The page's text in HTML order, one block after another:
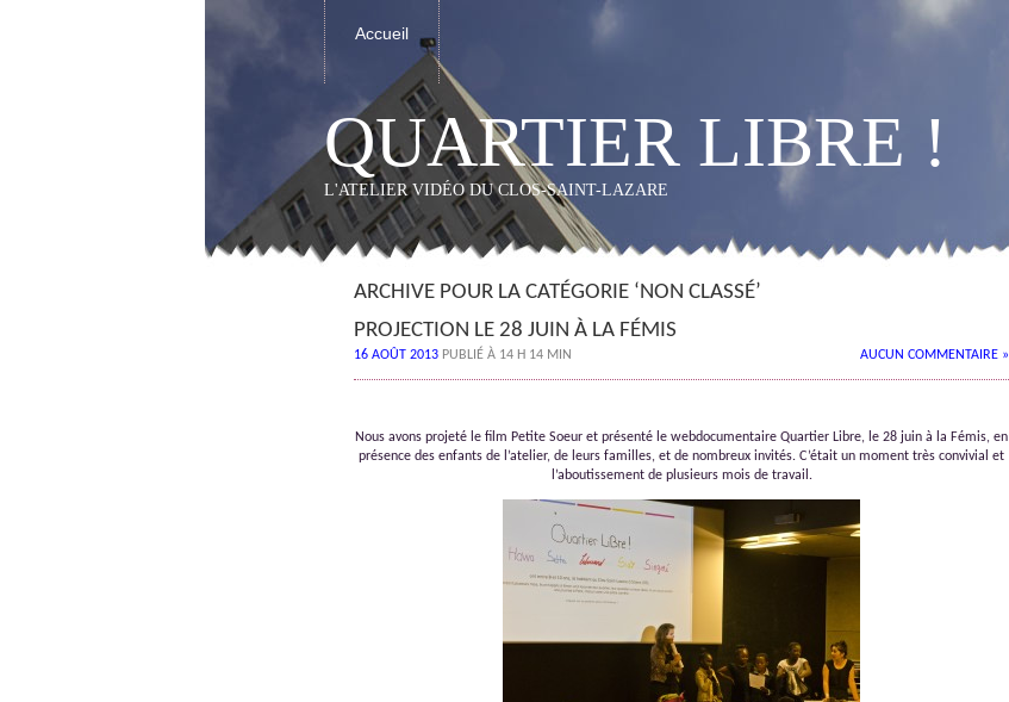
Accueil
QUARTIER LIBRE !
L'ATELIER VIDÉO DU CLOS-SAINT-LAZARE
ARCHIVE POUR LA CATÉGORIE ‘NON CLASSÉ’
PROJECTION LE 28 JUIN À LA FÉMIS
AUCUN COMMENTAIRE »
16 AOÛT 2013 PUBLIÉ À 14 H 14 MIN
Nous avons projeté le film Petite Soeur et présenté le webdocumentaire Quartier Libre, le 28 juin à la Fémis, en
présence des enfants de l’atelier, de leurs familles, et de nombreux invités. C’était un moment très convivial et
l’aboutissement de plusieurs mois de travail.